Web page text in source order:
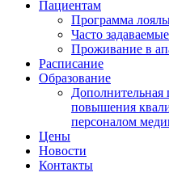
Пациентам
Программа
Часто
Проживание в
Расписание
Образование
Дополнительная
повышения
персоналом
Цены
Новости
Контакты